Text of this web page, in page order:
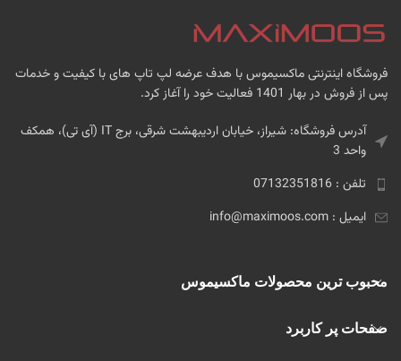
فروشگاه اینترنتی ماکسیموس با هدف عرضه لپ تاپ های با کیفیت و خدمات
پس از فروش در بهار 1401 فعالیت خود را آغاز کرد.
آدرس فروشگاه: شیراز، خیابان اردیبهشت شرقی، برج IT (آی تی)، همکف
واحد 3
تلفن : 07132351816
ایمیل : info@maximoos.com
محبوب ترین محصولات ماکسیموس
صفحات پر کاربرد